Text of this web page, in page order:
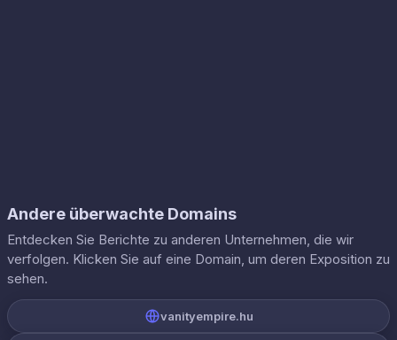
Andere überwachte Domains
Entdecken Sie Berichte zu anderen Unternehmen, die wir
verfolgen. Klicken Sie auf eine Domain, um deren Exposition zu
sehen.
vanityempire.hu